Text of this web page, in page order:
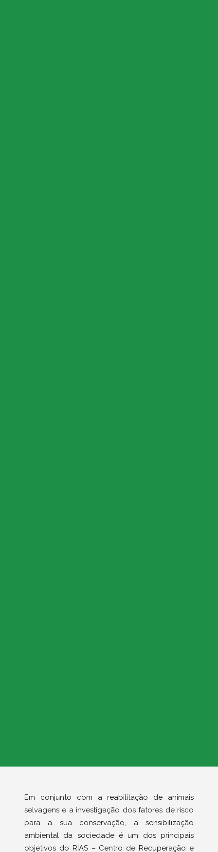
Em conjunto com a reabilitação de animais
selvagens e a investigação dos fatores de risco
para a sua conservação, a sensibilização
ambiental da sociedade é um dos principais
objetivos do RIAS – Centro de Recuperação e